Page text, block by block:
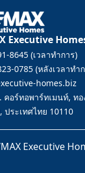
Executive
8645 (เวลาทำการ)
0785 (หลังเวลาทำ
homes.biz
คอร์ทอพาร์ทเมนท์, ท
ประเทศไทย 10110
MAX Executive